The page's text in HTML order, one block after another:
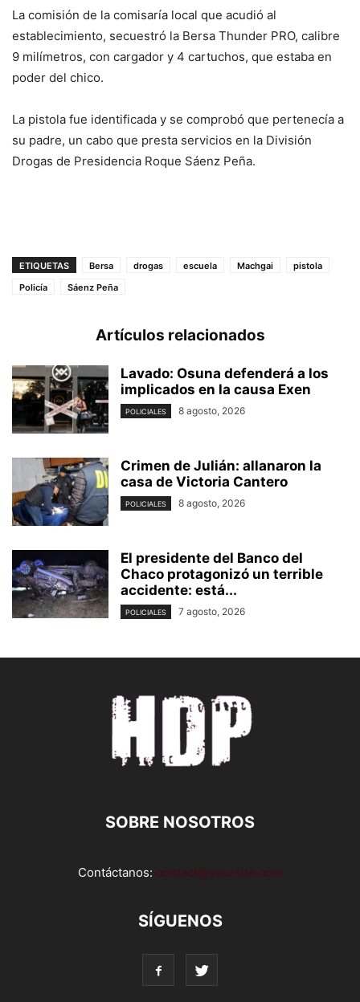
La comisión de la comisaría local que acudió al
establecimiento, secuestró la Bersa Thunder PRO, calibre
9 milímetros, con cargador y 4 cartuchos, que estaba en
poder del chico.
La pistola fue identificada y se comprobó que pertenecía a
su padre, un cabo que presta servicios en la División
Drogas de Presidencia Roque Sáenz Peña.
ETIQUETAS Bersa drogas escuela Machgai
pistola
Policía
Sáenz Peña
Artículos relacionados
Lavado: Osuna defenderá a los
implicados en la causa Exen
POLICIALES 8 agosto, 2026
Crimen de Julián: allanaron la
casa de Victoria Cantero
POLICIALES 8 agosto, 2026
El presidente del Banco del
Chaco protagonizó un terrible
accidente: está...
POLICIALES 7 agosto, 2026
SOBRE NOSOTROS
Contáctanos: contact@yoursite.com
SÍGUENOS